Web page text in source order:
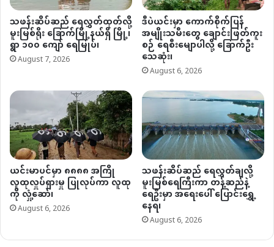
သဖန်းဆိပ်ဆည် ရေလွှတ်ထုတ်လို့
မူးမြစ်ရိုး ခြောက်မြို့နယ်ရှိ မြို့၊
ရွာ ၁၀၀ ကျော် ရေမြုပ်၊
August 7, 2026
ဒီပဲယင်းမှာ ကောက်စိုက်ပြန်
အမျိုးသမီးတွေ ချောင်းဖြတ်ကူး
စဉ် ရေစီးမျောပါလို့ ခြောက်ဦး
သေဆုံး၊
August 6, 2026
ယင်းမာပင်မှာ ၈၈၈၈ အကြို
လူထုလှုပ်ရှားမှု ပြုလုပ်ကာ လူထု
ကို လှုံ့ဆော်၊
August 6, 2026
သဖန်းဆိပ်ဆည် ရေလွှတ်ချလို့
မူးမြစ်ရေကြီးကာ တန့်ဆည်နဲ့
ရေဦးမှာ အရေးပေါ် ပြောင်းရွှေ့
နေရ၊
August 6, 2026